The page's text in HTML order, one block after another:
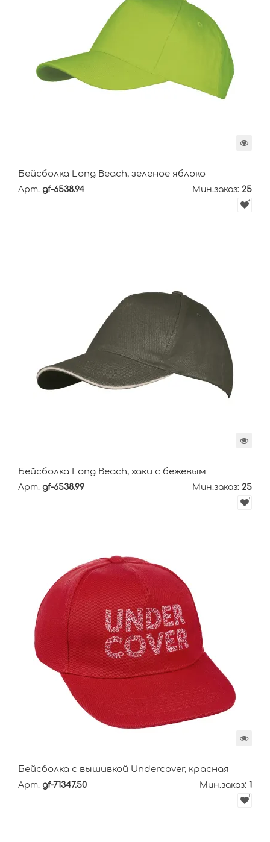
Бейсболка Long Beach, зеленое яблоко
Арт. gf-6538.94 Мин.заказ: 25
Бейсболка Long Beach, хаки с бежевым
Арт. gf-6538.99 Мин.заказ: 25
Бейсболка с вышивкой Undercover, красная
Арт. gf-71347.50 Мин.заказ: 1